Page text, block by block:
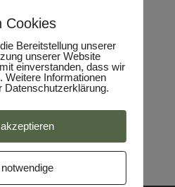
Cookies
Bereitstellung unserer
unserer Website
einverstanden, dass wir
Weitere Informationen
Datenschutzerklärung.